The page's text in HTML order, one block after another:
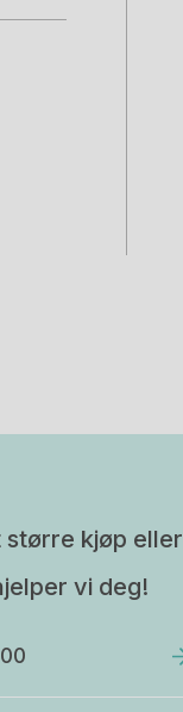
større kjøp eller
vi deg!